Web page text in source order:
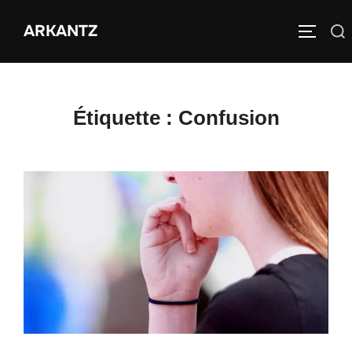
ARKANTZ Rechercher :
Étiquette : Confusion